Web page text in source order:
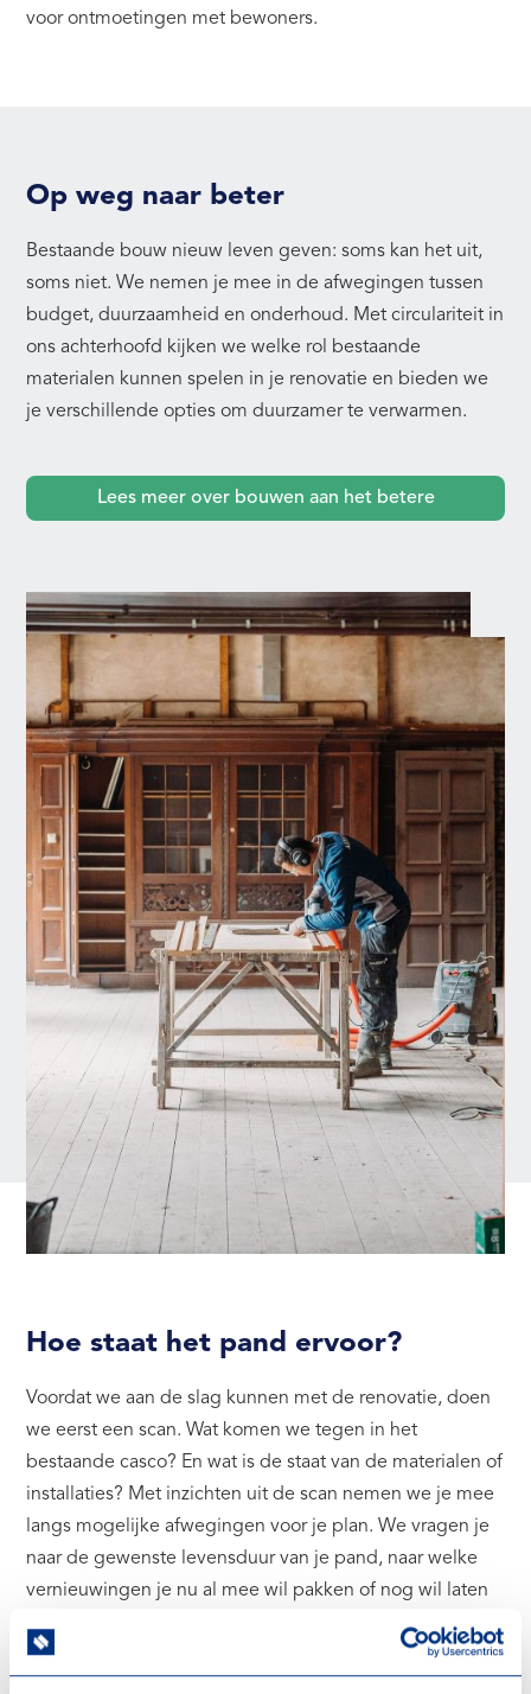
voor ontmoetingen met bewoners.
Op weg naar beter
Bestaande bouw nieuw leven geven: soms kan het uit,
soms niet. We nemen je mee in de afwegingen tussen
budget, duurzaamheid en onderhoud. Met circulariteit in
ons achterhoofd kijken we welke rol bestaande
materialen kunnen spelen in je renovatie en bieden we
je verschillende opties om duurzamer te verwarmen.
Lees meer over bouwen aan het betere
Hoe staat het pand ervoor?
Voordat we aan de slag kunnen met de renovatie, doen
we eerst een scan. Wat komen we tegen in het
bestaande casco? En wat is de staat van de materialen of
installaties? Met inzichten uit de scan nemen we je mee
langs mogelijke afwegingen voor je plan. We vragen je
naar de gewenste levensduur van je pand, naar welke
vernieuwingen je nu al mee wil pakken of nog wil laten
liggen, en naar welk eindbeeld je voor ogen hebt. En in
elke fase kijken we met je naar de impact van keuzes op